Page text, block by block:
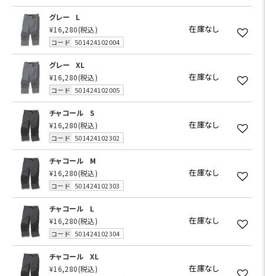
グレー
L
¥16,280(税込)
コード 501424102004
在庫なし
グレー
XL
¥16,280(税込)
コード 501424102005
在庫なし
チャコール
S
¥16,280(税込)
コード 501424102302
在庫なし
チャコール
M
¥16,280(税込)
コード 501424102303
在庫なし
チャコール
L
¥16,280(税込)
コード 501424102304
在庫なし
チャコール
XL
¥16,280(税込) 在庫なし